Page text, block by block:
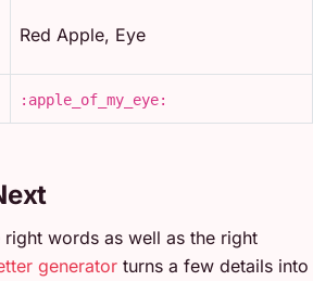
Red Apple, Eye
:apple_of_my_eye:
words as well as the right
generator turns a few details into